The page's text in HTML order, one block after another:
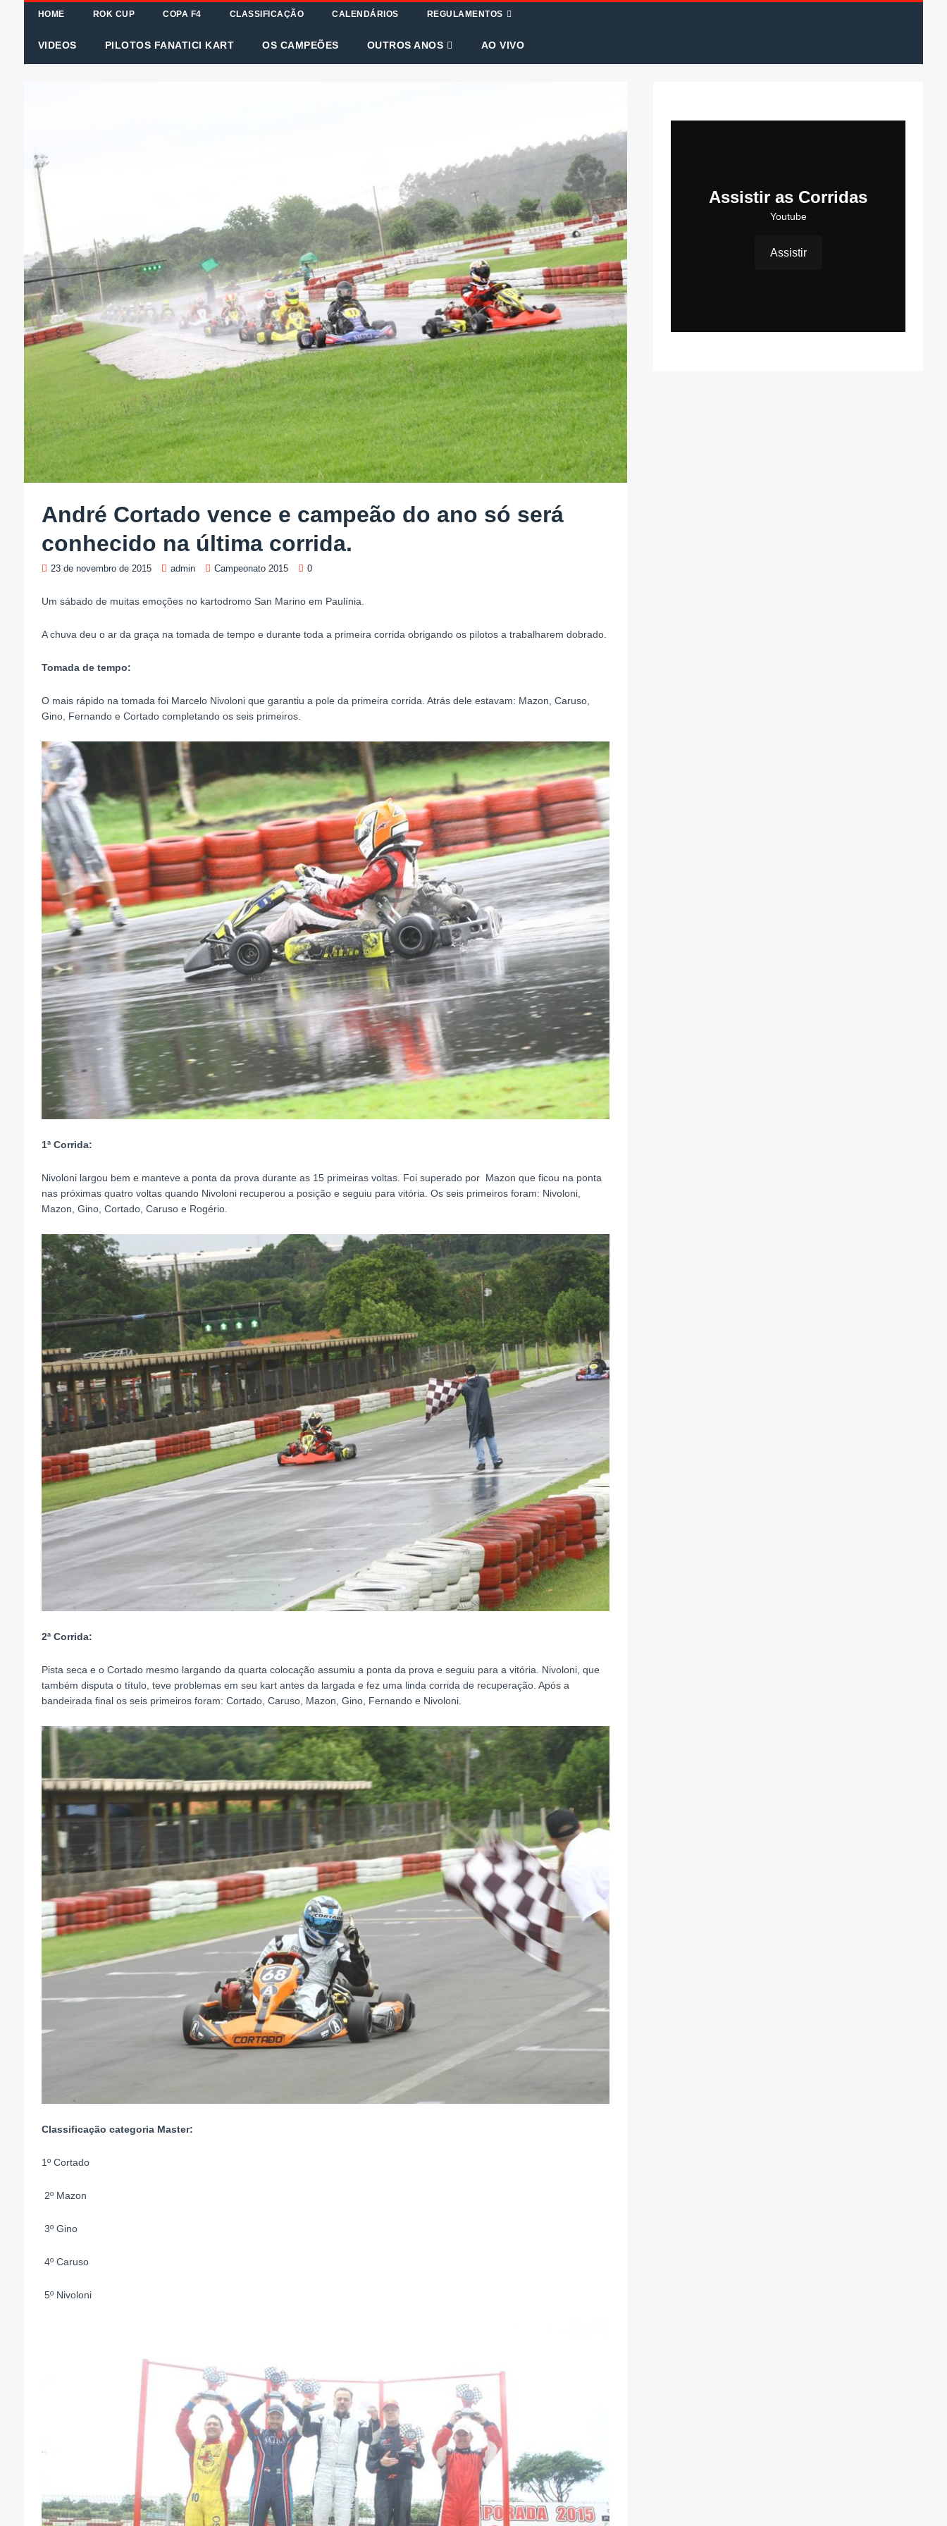
HOME ROK CUP COPA F4 CLASSIFICAÇÃO CALENDÁRIOS REGULAMENTOS
VIDEOS PILOTOS FANATICI KART OS CAMPEÕES OUTROS ANOS AO VIVO
André Cortado vence e campeão do ano só será
conhecido na última corrida.
23 de novembro de 2015 admin Campeonato 2015 0
Um sábado de muitas emoções no kartodromo San Marino em Paulínia.
A chuva deu o ar da graça na tomada de tempo e durante toda a primeira corrida obrigando os pilotos a trabalharem dobrado.
Tomada de tempo:
O mais rápido na tomada foi Marcelo Nivoloni que garantiu a pole da primeira corrida. Atrás dele estavam: Mazon, Caruso,
Gino, Fernando e Cortado completando os seis primeiros.
1ª Corrida:
Nivoloni largou bem e manteve a ponta da prova durante as 15 primeiras voltas. Foi superado por Mazon que ficou na ponta
nas próximas quatro voltas quando Nivoloni recuperou a posição e seguiu para vitória. Os seis primeiros foram: Nivoloni,
Mazon, Gino, Cortado, Caruso e Rogério.
2ª Corrida:
Pista seca e o Cortado mesmo largando da quarta colocação assumiu a ponta da prova e seguiu para a vitória. Nivoloni, que
também disputa o título, teve problemas em seu kart antes da largada e fez uma linda corrida de recuperação. Após a
bandeirada final os seis primeiros foram: Cortado, Caruso, Mazon, Gino, Fernando e Nivoloni.
Classificação categoria Master:
1º Cortado
2º Mazon
3º Gino
4º Caruso
5º Nivoloni
Assistir as Corridas
Youtube
Assistir